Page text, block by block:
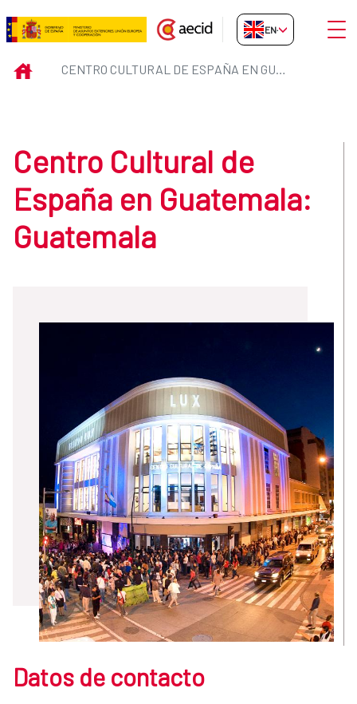
Skip to Main Content
Centro Cultural de España en
EN-GB
INICIO CENTRO CULTURAL DE ESPAÑA EN GUATEMALA
Centro Cultural de
España en Guatemala:
Guatemala
Datos de contacto